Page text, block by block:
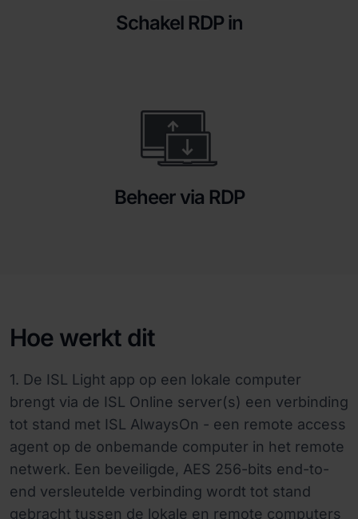
Schakel RDP in
Beheer via RDP
Hoe werkt dit
1. De ISL Light app op een lokale computer
brengt via de ISL Online server(s) een verbinding
tot stand met ISL AlwaysOn - een remote access
agent op de onbemande computer in het remote
netwerk. Een beveiligde, AES 256-bits end-to-
end versleutelde verbinding wordt tot stand
gebracht tussen de lokale en remote computers